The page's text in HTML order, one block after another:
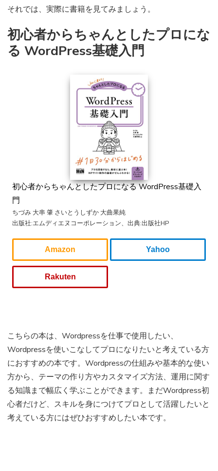
それでは、実際に書籍を見てみましょう。
初心者からちゃんとしたプロにな
る WordPress基礎入門
初心者からちゃんとしたプロになる WordPress基礎入
門
ちづみ 大串 肇 さいとうしずか 大曲果純
出版社:エムディエヌコーポレーション、出典:出版社HP
Amazon Yahoo
Rakuten
こちらの本は、Wordpressを仕事で使用したい、
Wordpressを使いこなしてプロになりたいと考えている方
におすすめの本です。Wordpressの仕組みや基本的な使い
方から、テーマの作り方やカスタマイズ方法、運用に関す
る知識まで幅広く学ぶことができます。まだWordpress初
心者だけど、スキルを身につけてプロとして活躍したいと
考えている方にはぜひおすすめしたい本です。